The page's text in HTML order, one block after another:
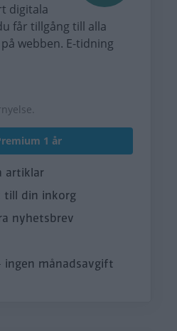
digitala
får tillgång till alla
webben. E-tidning
1 år
artiklar
till din inkorg
nyhetsbrev
ingen månadsavgift